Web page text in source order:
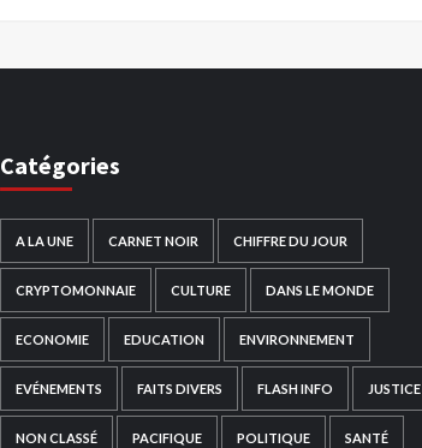
Catégories
A LA UNE CARNET NOIR CHIFFRE DU JOUR
CRYPTOMONNAIE CULTURE DANS LE MONDE
ECONOMIE EDUCATION ENVIRONNEMENT
EVÉNEMENTS FAITS DIVERS FLASH INFO JUSTICE
NON CLASSÉ PACIFIQUE POLITIQUE SANTÉ